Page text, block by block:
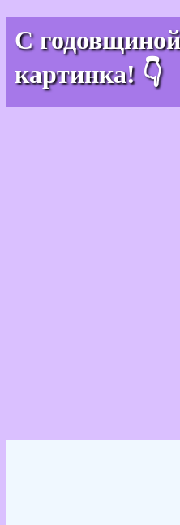
С
картинка! 👇